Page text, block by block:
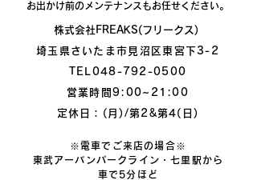
お出かけ前のメンテナンスもお任せください。
株式会社FREAKS(フリークス)
埼玉県さいたま市見沼区東宮下3-2
TEL048-792-0500
営業時間9:00~21:00
定休日：(月)/第2&第4(日)
※電車でご来店の場合※
東武アーバンパークライン・七里駅から
車で5分ほど